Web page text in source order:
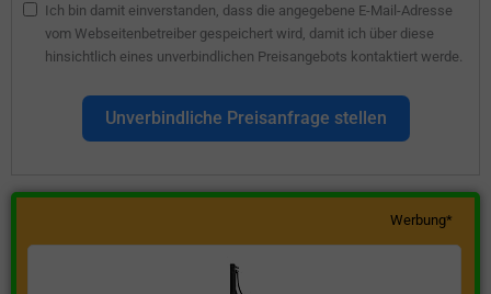
Ich bin damit einverstanden, dass die angegebene E-Mail-Adresse
vom Webseitenbetreiber gespeichert wird, damit ich über diese
hinsichtlich eines unverbindlichen Preisangebots kontaktiert werde.
Unverbindliche Preisanfrage stellen
Werbung*